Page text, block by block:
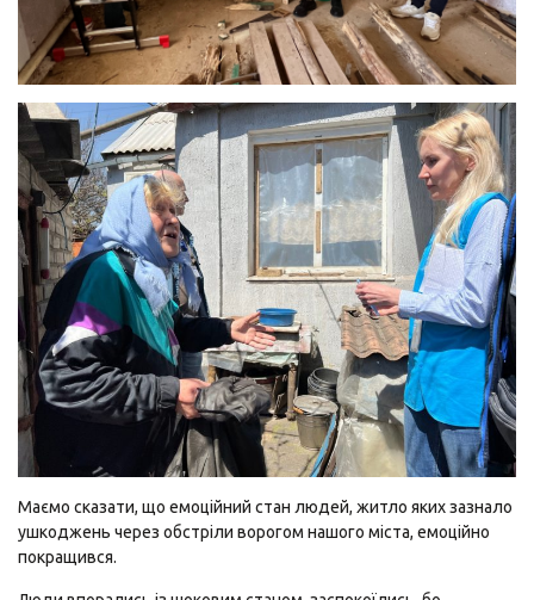
Маємо сказати, що емоційний стан людей, житло яких зазнало
ушкоджень через обстріли ворогом нашого міста, емоційно
покращився.